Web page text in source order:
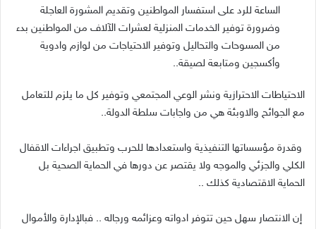
الساعة للرد على استفسار المواطنين وتقديم المشورة العاجلة
وضرورة توفير الخدمات المنزلية لعشرات الآلاف من المواطنين بدء
من المسوحات والتحاليل وتوفير الاحتياجات من لوازم وادوية
وأكسجين ومتابعة لصيقة..
الاحتياطات الاحترازية ونشر الوعي المجتمعي وتوفير كل ما يلزم للتعامل
مع الجوائح والاوبئة هي من واجابات سلطة الدولة..
وقدرة مؤسساتها التنفيذية واستعدادها للحرب وتطبيق اجراءات الاقفال
الكلي والجزئي والموجه ولا يقتصر عن دورها في الحماية الصحية بل
الحماية الاقتصادية كذلك ..
إن الانتصار سهل حين تتوفر ادواته وعزائمه ورجاله .. فبالإدارة والأموال